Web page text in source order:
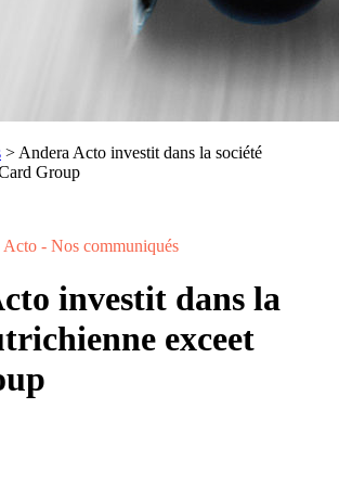
> Andera Acto investit dans la société
Group
Acto - Nos communiqués
investit dans la
exceet